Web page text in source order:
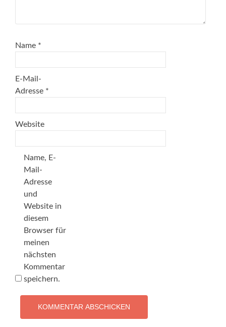
Name *
E-Mail-
Adresse *
Website
Name, E-
Mail-
Adresse
und
Website in
diesem
Browser für
meinen
nächsten
Kommentar
speichern.